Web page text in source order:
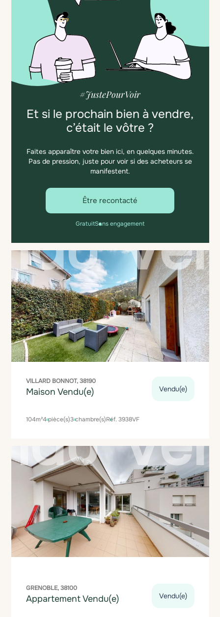
#JustePourVoir
Et si le prochain bien à vendre,
c’était le vôtre ?
Faites apparaître votre bien ici, en quelques minutes.
Pas de pression, juste pour voir si des acheteurs se
manifestent.
Être recontacté
GratuitSans engagement
VILLARD BONNOT, 38190
Maison Vendu(e) Vendu(e)
104m²4 pièce(s)3 chambre(s)Réf. 3938VF
GRENOBLE, 38100
Appartement Vendu(e) Vendu(e)